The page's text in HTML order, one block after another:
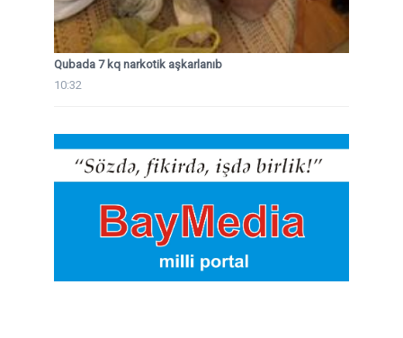
Qubada 7 kq narkotik aşkarlanıb
10:32